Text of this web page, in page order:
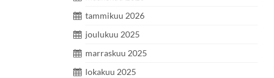
tammikuu 2026
joulukuu 2025
marraskuu 2025
lokakuu 2025